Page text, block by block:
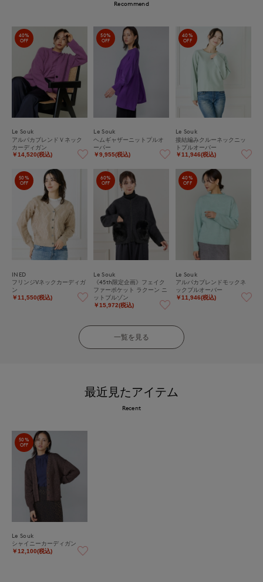
Recommend
40%
OFF
Le Souk
アルパカブレンドＶネック
カーディガン
￥14,520(税込)
50%
OFF
Le Souk
ヘムギャザーニットプルオ
ーバー
￥9,955(税込)
40%
OFF
Le Souk
接結編みクルーネックニッ
トプルオーバー
￥11,946(税込)
50%
OFF
INED
フリンジVネックカーディガ
ン
￥11,550(税込)
60%
OFF
Le Souk
《45th限定企画》フェイク
ファーポケット ラクーン ニ
ットブルゾン
￥15,972(税込)
40%
OFF
Le Souk
アルパカブレンドモックネ
ックプルオーバー
￥11,946(税込)
一覧を見る
最近見たアイテム
Recent
50%
OFF
Le Souk
シャイニーカーディガン
￥12,100(税込)